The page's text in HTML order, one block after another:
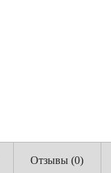
Отзывы (0)